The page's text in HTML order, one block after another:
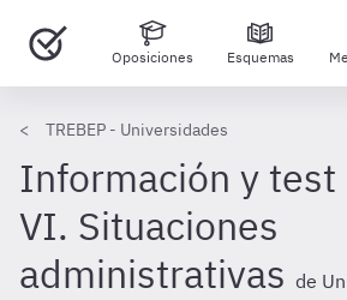
Oposiciones Esquemas
TREBEP - Universidades
Información y
VI. Situaciones
administrativas de